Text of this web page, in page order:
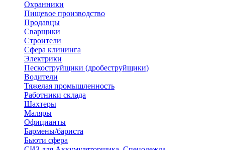
Охранники
Пищевое производство
Продавцы
Сварщики
Строители
Сфера клининга
Электрики
Пескоструйщики (дробеструйщики)
Водители
Тяжелая промышленность
Работники склада
Шахтеры
Маляры
Официанты
Бармены/бариста
Бьюти сфера